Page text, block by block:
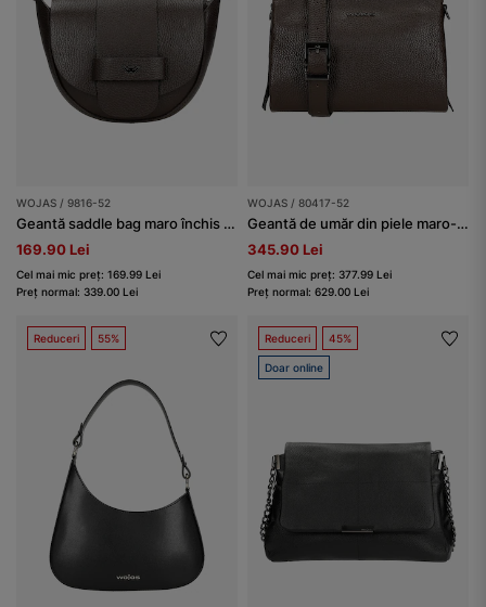
WOJAS / 9816-52
Geantă saddle bag maro închis din piele
169.90 Lei
Cel mai mic preț: 169.99 Lei
Preț normal: 339.00 Lei
WOJAS / 80417-52
Geantă de umăr din piele maro-închis damă
345.90 Lei
Cel mai mic preț: 377.99 Lei
Preț normal: 629.00 Lei
Reduceri 55% Reduceri 45%
Doar online